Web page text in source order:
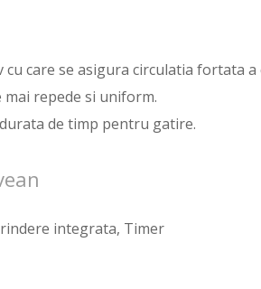
cu care se asigura circulatia fortata
repede si uniform.
de timp pentru gatire.
integrata, Timer